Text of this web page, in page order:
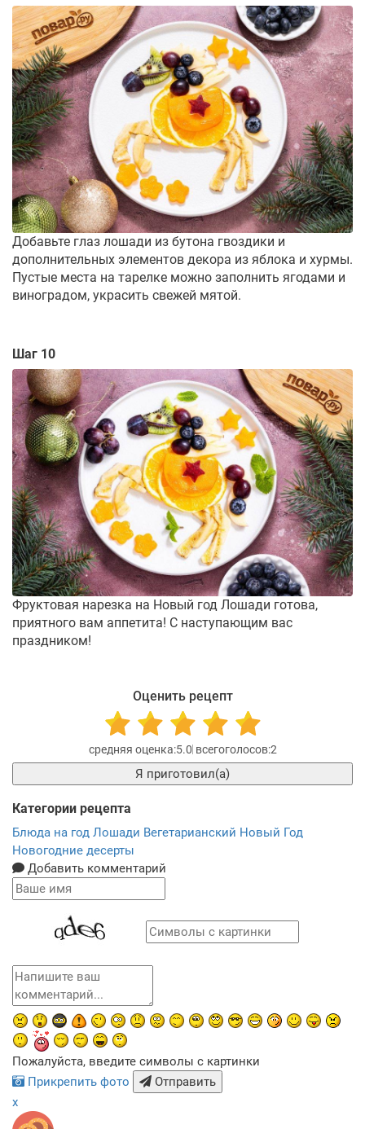
Добавьте глаз лошади из бутона гвоздики и
дополнительных элементов декора из яблока и хурмы.
Пустые места на тарелке можно заполнить ягодами и
виноградом, украсить свежей мятой.
Шаг 10
Фруктовая нарезка на Новый год Лошади готова,
приятного вам аппетита! С наступающим вас
праздником!
Оценить рецепт
5.0 2
Я приготовил(а)
Категории рецепта
Блюда на год Лошади Вегетарианский Новый Год
Новогодние десерты
Добавить комментарий
Пожалуйста, введите символы с картинки
Прикрепить фото
Отправить
x